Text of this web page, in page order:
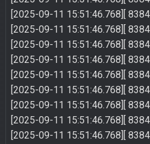
[2025-09-11
[2025-09-11 15:51:46.768][
[2025-09-11 15:51:46.768][
[2025-09-11
[2025-09-11 15:51:46.768][
[2025-09-11
[2025-09-11
[2025-09-11
[2025-09-11 15:51:46.768][